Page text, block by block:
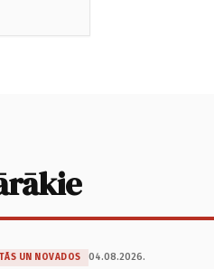
UN NOVADOS 04.08.2026.